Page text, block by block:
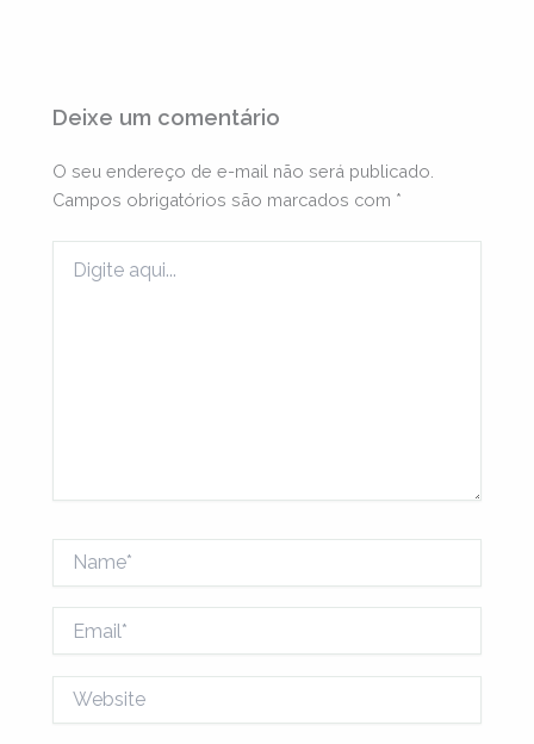
Deixe um comentário
O seu endereço de e-mail não será publicado.
Campos obrigatórios são marcados com *
aqui...